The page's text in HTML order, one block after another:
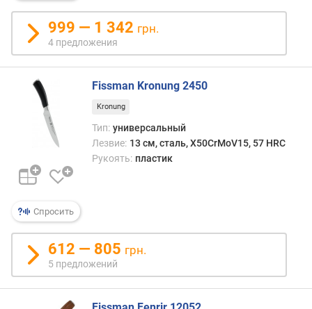
999 — 1 342 грн.
4 предложения
Спросить
Fissman Kronung 2450
Kronung
Тип: универсальный
Лезвие: 13 см, сталь, X50CrMoV15, 57 HRC
Рукоять: пластик
612 — 805 грн.
5 предложений